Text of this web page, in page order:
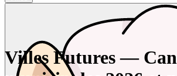
Villes Futures —